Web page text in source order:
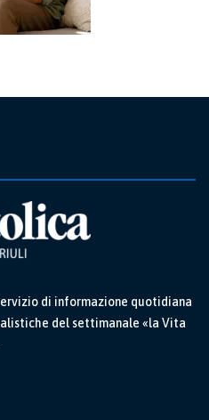
di informazione quotidiana
del settimanale «la Vita